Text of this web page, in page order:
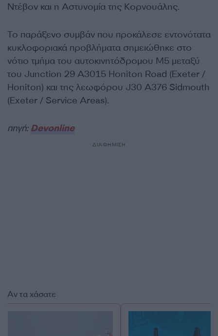
Ντέβον και η Αστυνομία της Κορνουάλης.
Το παράξενο συμβάν που προκάλεσε εντονότατα
κυκλοφοριακά προβλήματα σημειώθηκε στο
νότιο τμήμα του αυτοκινητόδρομου M5 μεταξύ
του Junction 29 A3015 Honiton Road (Exeter /
Honiton) και της λεωφόρου J30 A376 Sidmouth
(Exeter / Service Areas).
πηγή: Devonline
ΔΙΑΦΗΜΙΣΗ
Αν τα χάσατε